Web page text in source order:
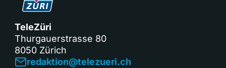
TeleZüri
Thurgauerstrasse 80
8050 Zürich
redaktion@telezueri.ch